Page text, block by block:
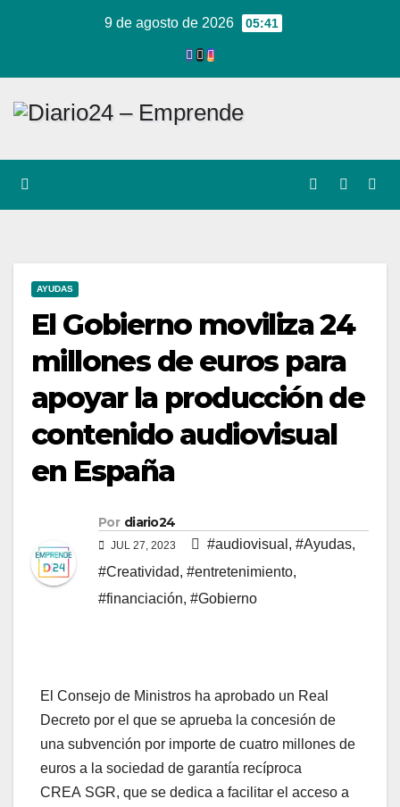
9 de agosto de 2026 05:41
AYUDAS
El Gobierno moviliza 24
millones de euros para
apoyar la producción de
contenido audiovisual
en España
Por diario24
JUL 27, 2023 #audiovisual , #Ayudas,
#Creatividad, #entretenimiento,
#financiación, #Gobierno
El Consejo de Ministros ha aprobado un Real
Decreto por el que se aprueba la concesión de
una subvención por importe de cuatro millones de
euros a la sociedad de garantía recíproca
CREA SGR, que se dedica a facilitar el acceso a